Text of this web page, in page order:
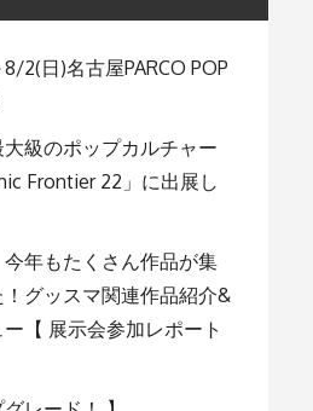
8/2(日)名古屋PARCO POP
級のポップカルチャー
Frontier 22」に出展し
今年もたくさん作品が集
！グッスマ関連作品紹介&
【 展示会参加レポート